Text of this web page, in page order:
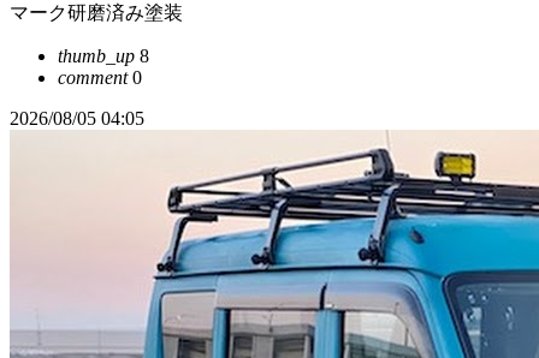
マーク研磨済み塗装
thumb_up 8
comment0
2026/08/05 04:05